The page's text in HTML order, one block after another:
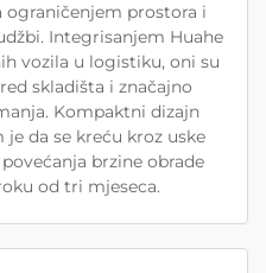
ograničenjem prostora i
Integrisanjem Huahe
vozila u logistiku, oni su
skladišta i značajno
Kompaktni dizajn
da se kreću kroz uske
brzine obrade
od tri mjeseca.